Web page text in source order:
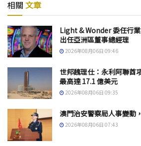
相關 文章
Light & Wonder 委任行
出任亞洲區董事總經理
2026年08月06日 09:46
世邦魏理仕：永利阿聯酋
最高達 17.1 億美元
2026年08月06日 09:35
澳門治安警察局人事變動
2026年08月06日 07:43